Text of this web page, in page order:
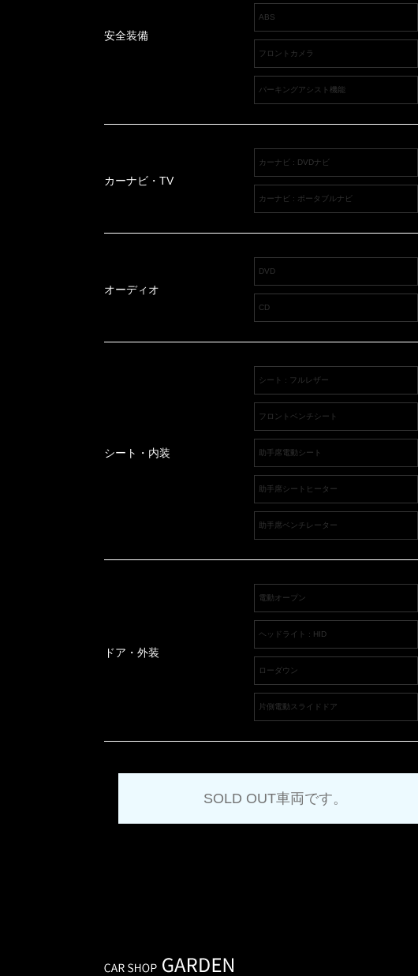
安全装備
ABS
フロントカメラ
パーキングアシスト機能
カーナビ・TV
カーナビ : DVDナビ
カーナビ : ポータブルナビ
オーディオ
DVD
CD
シート・内装
シート : フルレザー
フロントベンチシート
助手席電動シート
助手席シートヒーター
助手席ベンチレーター
ドア・外装
電動オープン
ヘッドライト : HID
ローダウン
片側電動スライドドア
SOLD OUT車両です。